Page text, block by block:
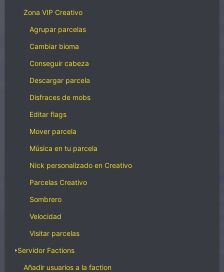
Zona VIP Creativo
Agrupar parcelas
Cambiar bioma
Conseguir cabeza
Descargar parcela
Disfraces de mobs
Editar flags
Mover parcela
Música en tu parcela
Nick personalizado en Creativo
Parcelas Creativo
Sombrero
Velocidad
Visitar parcelas
Servidor Factions
Añadir usuarios a la faction